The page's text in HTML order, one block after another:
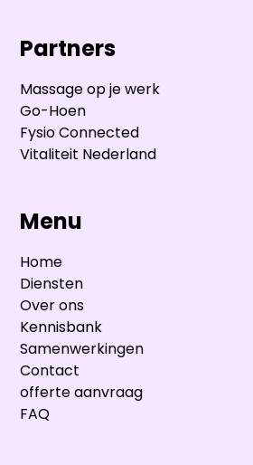
Menu
Home
Diensten
Over ons
Kennisbank
Samenwerkingen
Contact
offerte aanvraag
FAQ
Partners
Massage op je werk
Go-Hoen
Fysio Connected
Vitaliteit Nederland